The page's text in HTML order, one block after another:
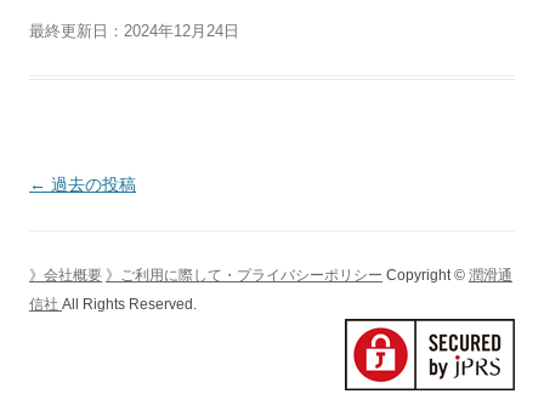
最終更新日：2024年12月24日
投
ビ
← 過去の投稿
》会社概要 》ご利用に際して・プライバシーポリシー Copyright © 潤滑通
信社 All Rights Reserved.